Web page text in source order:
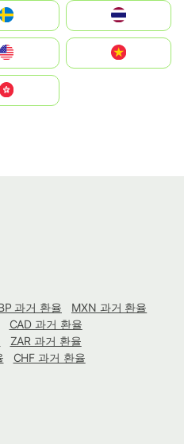
과거 환율
MXN 과거 환율
CAD 과거 환율
ZAR 과거 환율
CHF 과거 환율